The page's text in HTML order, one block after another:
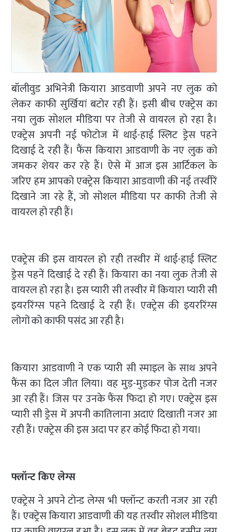
बॉलीवुड अभिनेत्री कियारा आडवाणी अपने नए लुक को
लेकर काफी सुर्खियां बटोर रही हैं। इसी बीच एक्ट्रेस का
नया लुक सोशल मीडिया पर तेजी से वायरल हो रहा है।
एक्ट्रेस अपनी नई फोटोज में थाई-हाई स्लिट ड्रेस पहने
दिखाई दे रही हैं। फैंस कियारा आडवाणी के नए लुक को
जमकर शेयर कर रहे हैं। ऐसे में आज इस आर्टिकल के
जरिए हम आपको एक्ट्रेस कियारा आडवाणी की नई तस्वीरें
दिखाने जा रहे हैं, जो सोशल मीडिया पर काफी तेजी से
वायरल हो रही हैं।
एक्ट्रेस की इस वायरल हो रही तस्वीर में थाई-हाई स्लिट
ड्रेस पहनें दिखाई दे रही हैं। कियारा का नया लुक तेजी से
वायरल हो रहा है। इस प्यारी सी तस्वीर में कियारा प्यारी सी
इयररिंग्स पहने दिखाई दे रही हैं। एक्ट्रेस की इयररिंग्स
लोगों को काफी पसंद आ रही है।
कियारा आडवाणी ने एक प्यारी सी स्माइल के साथ अपने
फैंस का दिल जीत लिया। वह मुड़-मुड़कर पोज देती नजर
आ रही हैं। जिस पर उनके फैंस फिदा हो गए। एक्ट्रेस इस
प्यारी सी ड्रेस में अपनी कातिलाना अदाएं दिखाती नजर आ
रही हैं। एक्ट्रेस की इस अदा पर हर कोई फिदा हो गया।
फ्लॉन्ट किए लेग्स
एक्ट्रेस ने अपने टोन्ड लेग्स भी फ्लॉन्ट करती नजर आ रही
हैं। एक्ट्रेस कियारा आडवाणी की यह तस्वीर सोशल मीडिया